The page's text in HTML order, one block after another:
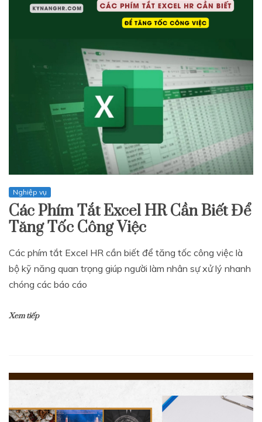
Nghiệp vụ
Các Phím Tắt Excel HR Cần Biết Để
Tăng Tốc Công Việc
Các phím tắt Excel HR cần biết để tăng tốc công việc là
bộ kỹ năng quan trọng giúp người làm nhân sự xử lý nhanh
chóng các báo cáo
Xem tiếp